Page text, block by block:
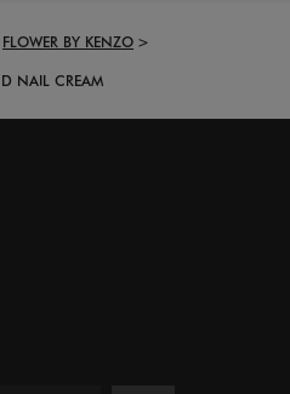
FLOWER BY KENZO
NAIL CREAM